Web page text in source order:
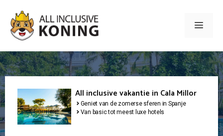
naar
inhoud
Menu
All inclusive vakantie in Cala Millor
Geniet van de zomerse sferen in Spanje
Van basic tot meest luxe hotels